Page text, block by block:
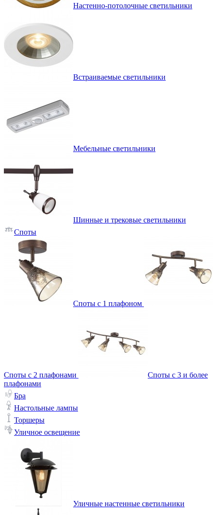
Настенно-потолочные светильники
Встраиваемые светильники
Мебельные светильники
Шинные и трековые светильники
Споты
Споты с 1 плафоном
Споты с 2 плафонами
Споты с 3 и более
плафонами
Бра
Настольные лампы
Торшеры
Уличное освещение
Уличные настенные светильники